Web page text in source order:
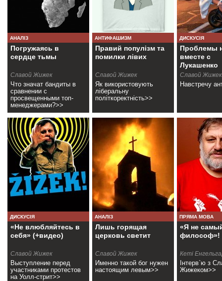
АНАЛІЗ
Погружаясь в
сердце тьмы
Славой Жижек
Что значат бандиты в
сравнении с
просвещенными топ-
менеджерами?>>
АНТИФАШИЗМ
Правий популізм та
помилки лівих
Славой Жижек
Як використовують
ліберальну
політкоректність>>
ДИСКУСІЯ
Проблемы
вместе с
Лукашенко
Славой Жижек
Навстречу
ДИСКУСІЯ
«Не влюбляйтесь в
себя» (+видео)
Славой Жижек
Выступление перед
участниками протестов
на Уолл-стрит>>
АНАЛІЗ
Лишь горящая
церковь светит
Славой Жижек
Именно такой бог нужен
настоящим левым>>
ПРЯМА МОВА
«Я не
философ»!
Кеті
Інтерв`ю з
Жижеком>>